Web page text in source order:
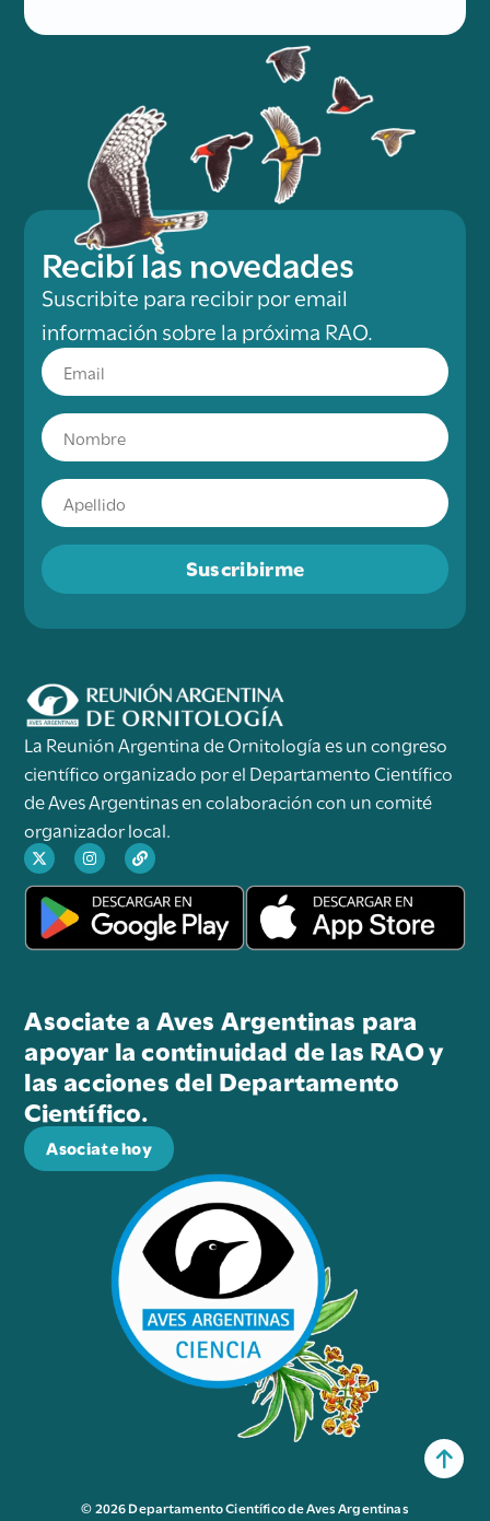
Recibí las novedades
Suscribite para recibir por email
información sobre la próxima RAO.
Suscribirme
La Reunión Argentina de Ornitología es un congreso
científico organizado por el Departamento Científico
de Aves Argentinas en colaboración con un comité
organizador local.
Asociate a Aves Argentinas para
apoyar la continuidad de las RAO y
las acciones del Departamento
Científico.
Asociate hoy
© 2026 Departamento Científico de Aves Argentinas